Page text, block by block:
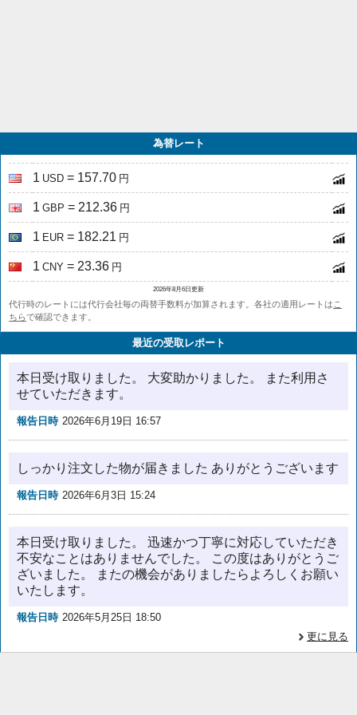
為替レート
1 USD = 157.70 円
1 GBP = 212.36 円
1 EUR = 182.21 円
1 CNY = 23.36 円
2026年8月6日更新
代行時のレートには代行会社毎の両替手数料が加算されます。各社の適用レートは こ
ちらで確認できます。
最近の受取レポート
本日受け取りました。 大変助かりました。 また利用さ
せていただきます。
報告日時 2026年6月19日 16:57
しっかり注文した物が届きました ありがとうございます
報告日時 2026年6月3日 15:24
本日受け取りました。 迅速かつ丁寧に対応していただき
不安なことはありませんでした。 この度はありがとうご
ざいました。 またの機会がありましたらよろしくお願い
いたします。
報告日時 2026年5月25日 18:50
更に見る